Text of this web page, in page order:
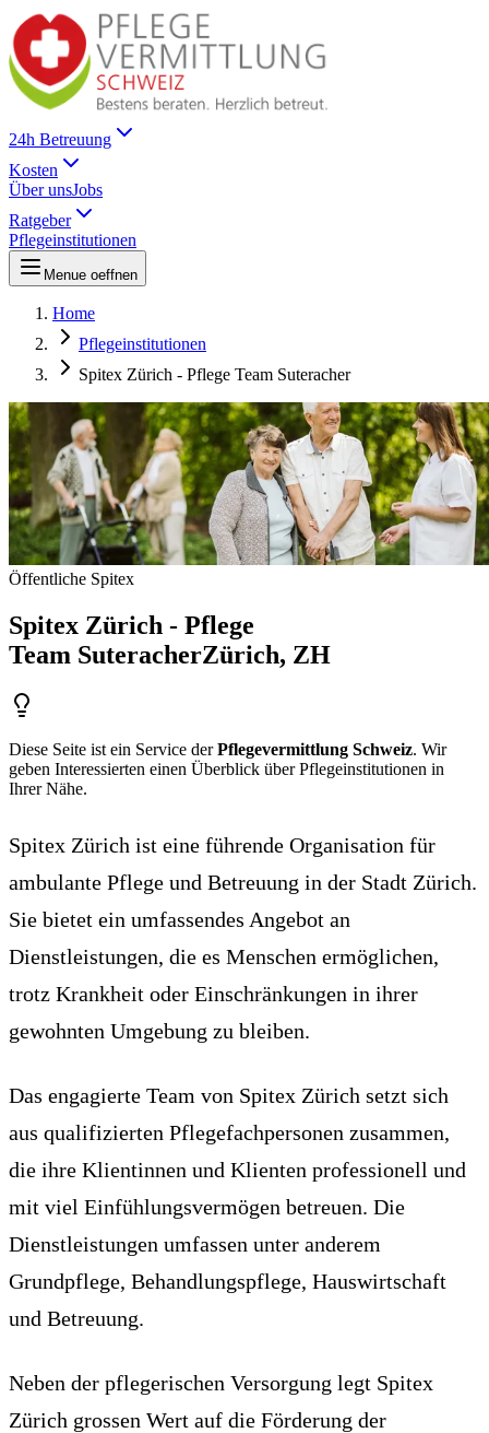
24h Betreuung
Kosten
Über unsJobs
Ratgeber
Pflegeinstitutionen
Menue oeffnen
Home
Pflegeinstitutionen
Spitex Zürich - Pflege Team Suteracher
Öffentliche Spitex
Spitex Zürich - Pflege
Team SuteracherZürich, ZH
Diese Seite ist ein Service derPflegevermittlung Schweiz. Wir
geben Interessierten einen Überblick über Pflegeinstitutionen in
Ihrer Nähe.
Spitex Zürich ist eine führende Organisation für
ambulante Pflege und Betreuung in der Stadt Zürich.
Sie bietet ein umfassendes Angebot an
Dienstleistungen, die es Menschen ermöglichen,
trotz Krankheit oder Einschränkungen in ihrer
gewohnten Umgebung zu bleiben.
Das engagierte Team von Spitex Zürich setzt sich
aus qualifizierten Pflegefachpersonen zusammen,
die ihre Klientinnen und Klienten professionell und
mit viel Einfühlungsvermögen betreuen. Die
Dienstleistungen umfassen unter anderem
Grundpflege, Behandlungspflege, Hauswirtschaft
und Betreuung.
Neben der pflegerischen Versorgung legt Spitex
Zürich grossen Wert auf die Förderung der